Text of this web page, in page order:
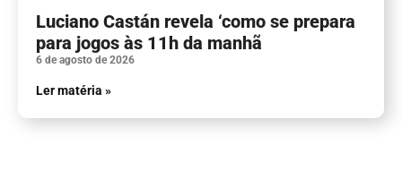
Luciano Castán revela ‘como se prepara
para jogos às 11h da manhã
6 de agosto de 2026
Ler matéria »